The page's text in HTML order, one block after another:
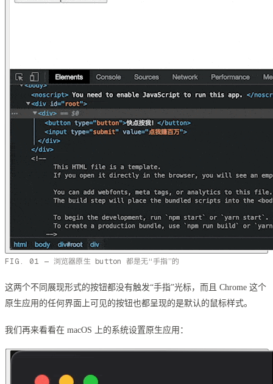
浏览器原生 button 都是无“手指”的
这两个不同展现形式的按钮都没有触发“手指”光标，而且 Chrome 这个
原生应用的任何界面上可见的按钮也都呈现的是默认的鼠标样式。
我们再来看看在 macOS 上的系统设置原生应用：